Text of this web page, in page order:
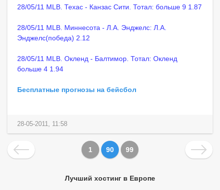
28/05/11 MLB. Техас - Канзас Сити. Тотал: больше 9 1.87
28/05/11 MLB. Миннесота - Л.А. Энджелс: Л.А.
Энджелс(победа) 2.12
28/05/11 MLB. Окленд - Балтимор. Тотал: Окленд
больше 4 1.94
Бесплатные прогнозы на бейсбол
28-05-2011, 11:58
1 90 99
Лучший хостинг в Европе